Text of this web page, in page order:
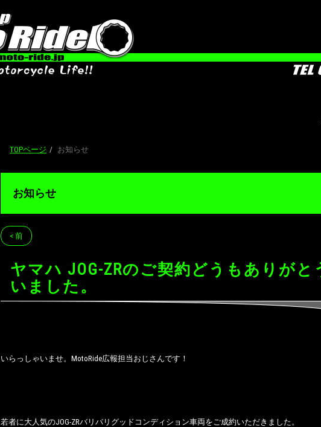
お知ら
TOPページ お知らせ
お知らせ
< 前
ヤマハ JOG-ZRのご契約どうもありがと
いました。
いらっしゃいませ。MotoRide広報担当おじさんです！
若者に大人気のJOG-ZRバリバリグッドコンディション車両をご成約いただきました。